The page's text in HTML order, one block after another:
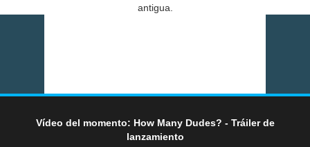
antigua.
Vídeo del momento: How Many Dudes? - Tráiler de
lanzamiento